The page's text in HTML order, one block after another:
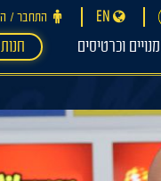
התחבר ‪/‬ הצטרף EN
מנויים וכרטיסים חנות